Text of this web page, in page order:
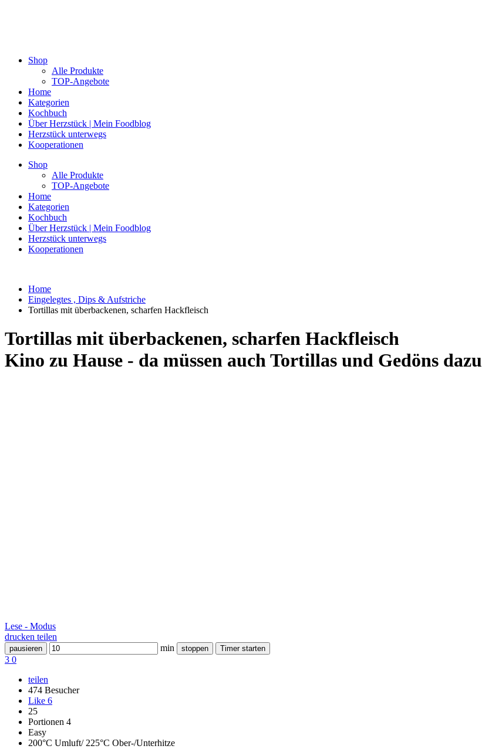
Shop
Alle Produkte
TOP-Angebote
Home
Kategorien
Kochbuch
Über Herzstück | Mein Foodblog
Herzstück unterwegs
Kooperationen
Shop
Alle Produkte
TOP-Angebote
Home
Kategorien
Kochbuch
Über Herzstück | Mein Foodblog
Herzstück unterwegs
Kooperationen
Home
Eingelegtes , Dips & Aufstriche
Tortillas mit überbackenen, scharfen Hackfleisch
Tortillas mit überbackenen, scharfen Hackfleisch
Kino zu Hause - da müssen auch Tortillas und Gedöns dazu
Lese - Modus
drucken teilen
pausieren min stoppen Timer starten
3 0
teilen
474 Besucher
Like 6
25
Portionen 4
Easy
200°C Umluft/ 225°C Ober-/Unterhitze